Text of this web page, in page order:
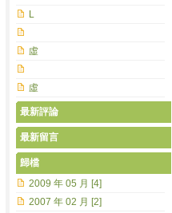
L
虛
虛
最新評論
最新留言
歸檔
2009 年 05 月 [4]
2007 年 02 月 [2]